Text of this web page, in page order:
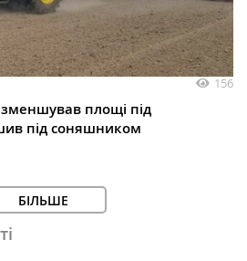
156
площі під
під соняшником
БІЛЬШЕ